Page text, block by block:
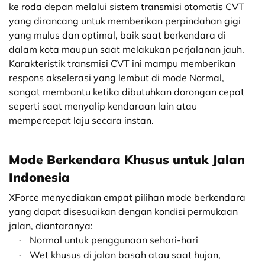
ke roda depan melalui sistem transmisi otomatis CVT
yang dirancang untuk memberikan perpindahan gigi
yang mulus dan optimal, baik saat berkendara di
dalam kota maupun saat melakukan perjalanan jauh.
Karakteristik transmisi CVT ini mampu memberikan
respons akselerasi yang lembut di mode Normal,
sangat membantu ketika dibutuhkan dorongan cepat
seperti saat menyalip kendaraan lain atau
mempercepat laju secara instan.
Mode Berkendara Khusus untuk Jalan
Indonesia
XForce menyediakan empat pilihan mode berkendara
yang dapat disesuaikan dengan kondisi permukaan
jalan, diantaranya:
· Normal untuk penggunaan sehari-hari
·
Wet khusus di jalan basah atau saat hujan,